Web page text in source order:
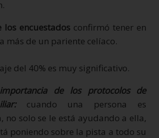
los encuestados confirmó tener en
más de un pariente celíaco.
del 40% es muy significativo.
importancia de los protocolos de
cuando una persona es
no solo se le está ayudando a ella,
poniendo sobre la pista a todo su